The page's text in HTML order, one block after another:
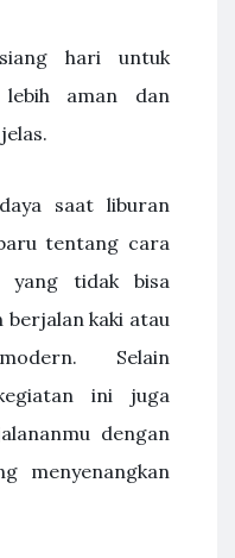
hari untuk
lebih aman dan
saat liburan
tentang cara
yang tidak bisa
berjalan kaki atau
Selain
ini juga
dengan
menyenangkan